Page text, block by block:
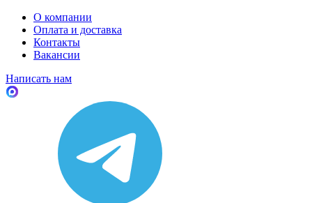
О компании
Оплата и доставка
Контакты
Вакансии
Написать нам